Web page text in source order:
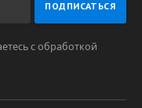
По его мнению,
способствующих